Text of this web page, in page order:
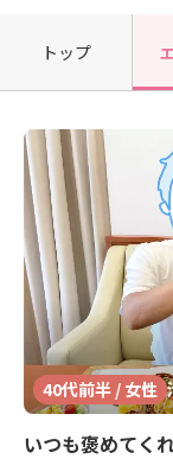
トップ
40代前半 / 女性
いつも褒めてく